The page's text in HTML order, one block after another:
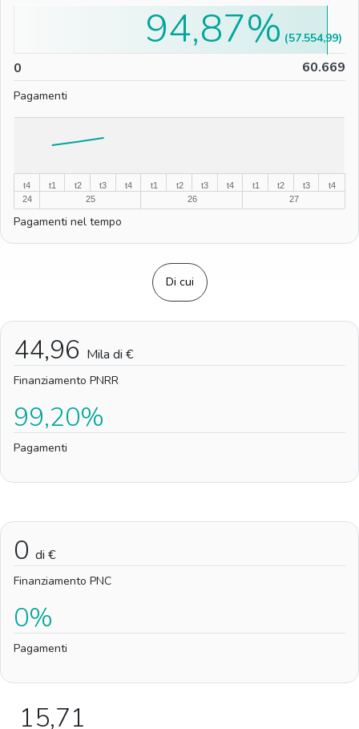
0 60.669
94,87% (57.554,99)
Pagamenti
t4
24
t1
25
t2 t3 t4
t1
26
t2 t3 t4
t1
27
t2 t3 t4
Pagamenti nel tempo
Di cui
44,96 Mila di €
Finanziamento PNRR
99,20%
Pagamenti
0 di €
Finanziamento PNC
0%
Pagamenti
15,71